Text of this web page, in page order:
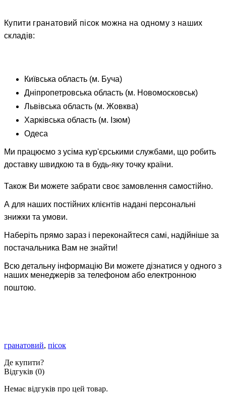
Купити гранатовий пісок можна на одному з наших
складів:
Київська область (м. Буча)
Дніпропетровська область (м. Новомосковськ)
Львівська область (м. Жовква)
Харківська область (м. Ізюм)
Одеса
Ми працюємо з усіма кур'єрськими службами, що робить
доставку швидкою та в будь-яку точку країни.
Також Ви можете забрати своє замовлення самостійно.
А для наших постійних клієнтів надані персональні
знижки та умови.
Наберіть прямо зараз і переконайтеся самі, надійніше за
постачальника Вам не знайти!
Всю детальну інформацію Ви можете дізнатися у одного з
наших менеджерів за телефоном або електронною
поштою.
гранатовий, пісок
Де купити?
Відгуків (0)
Немає відгуків про цей товар.